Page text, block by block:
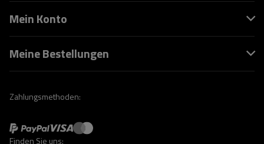
Mein Konto
Meine Bestellungen
Zahlungsmethoden:
Finden Sie uns: